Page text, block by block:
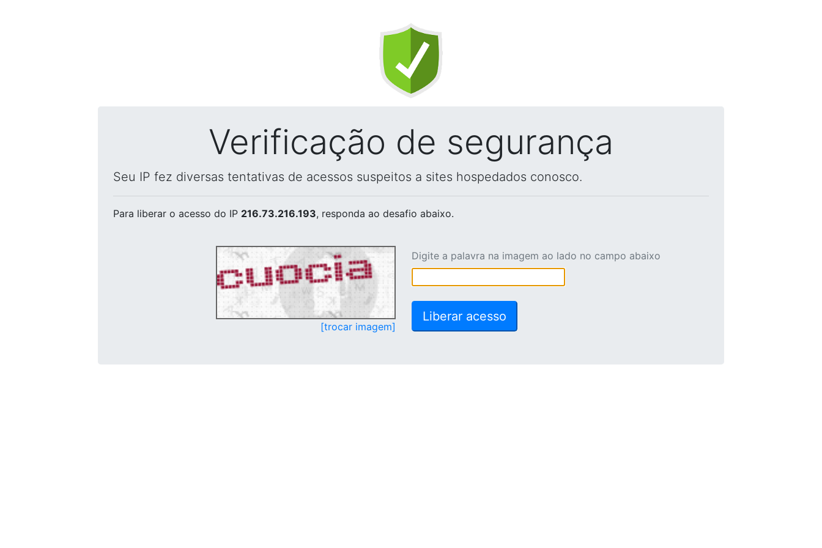
Verificação de segurança
Seu IP fez diversas tentativas de acessos suspeitos a sites hospedados conosco.
Para liberar o acesso do IP 216.73.216.193, responda ao desafio abaixo.
[trocar imagem]
Digite a palavra na imagem ao lado no campo abaixo